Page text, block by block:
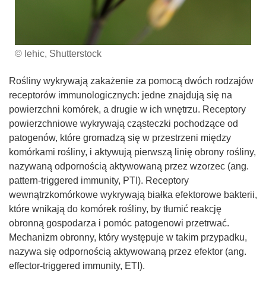
© lehic, Shutterstock
Rośliny wykrywają zakażenie za pomocą dwóch rodzajów
receptorów immunologicznych: jedne znajdują się na
powierzchni komórek, a drugie w ich wnętrzu. Receptory
powierzchniowe wykrywają cząsteczki pochodzące od
patogenów, które gromadzą się w przestrzeni między
komórkami rośliny, i aktywują pierwszą linię obrony rośliny,
nazywaną odpornością aktywowaną przez wzorzec (ang.
pattern-triggered immunity, PTI). Receptory
wewnątrzkomórkowe wykrywają białka efektorowe bakterii,
które wnikają do komórek rośliny, by tłumić reakcję
obronną gospodarza i pomóc patogenowi przetrwać.
Mechanizm obronny, który występuje w takim przypadku,
nazywa się odpornością aktywowaną przez efektor (ang.
effector-triggered immunity, ETI).